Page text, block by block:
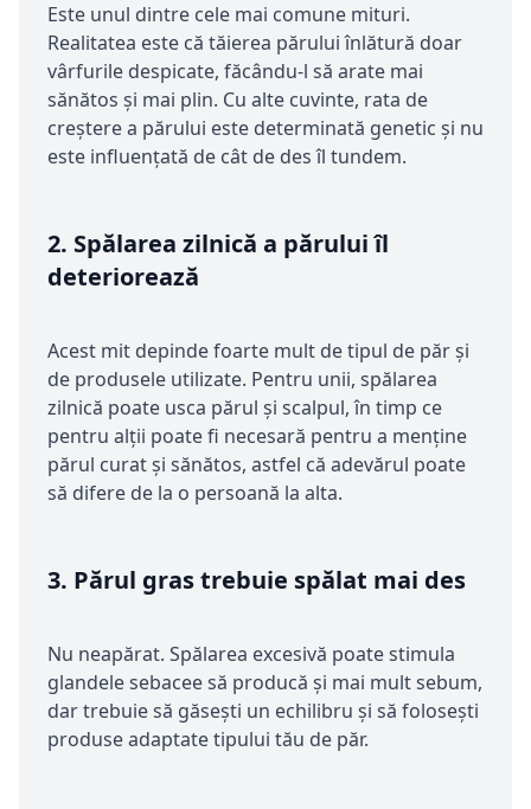
Este unul dintre cele mai comune mituri.
Realitatea este că tăierea părului înlătură doar
vârfurile despicate, făcându-l să arate mai
sănătos și mai plin. Cu alte cuvinte, rata de
creștere a părului este determinată genetic și nu
este influențată de cât de des îl tundem.
2. Spălarea zilnică a părului îl
deteriorează
Acest mit depinde foarte mult de tipul de păr și
de produsele utilizate. Pentru unii, spălarea
zilnică poate usca părul și scalpul, în timp ce
pentru alții poate fi necesară pentru a menține
părul curat și sănătos, astfel că adevărul poate
să difere de la o persoană la alta.
3. Părul gras trebuie spălat mai des
Nu neapărat. Spălarea excesivă poate stimula
glandele sebacee să producă și mai mult sebum,
dar trebuie să găsești un echilibru și să folosești
produse adaptate tipului tău de păr.